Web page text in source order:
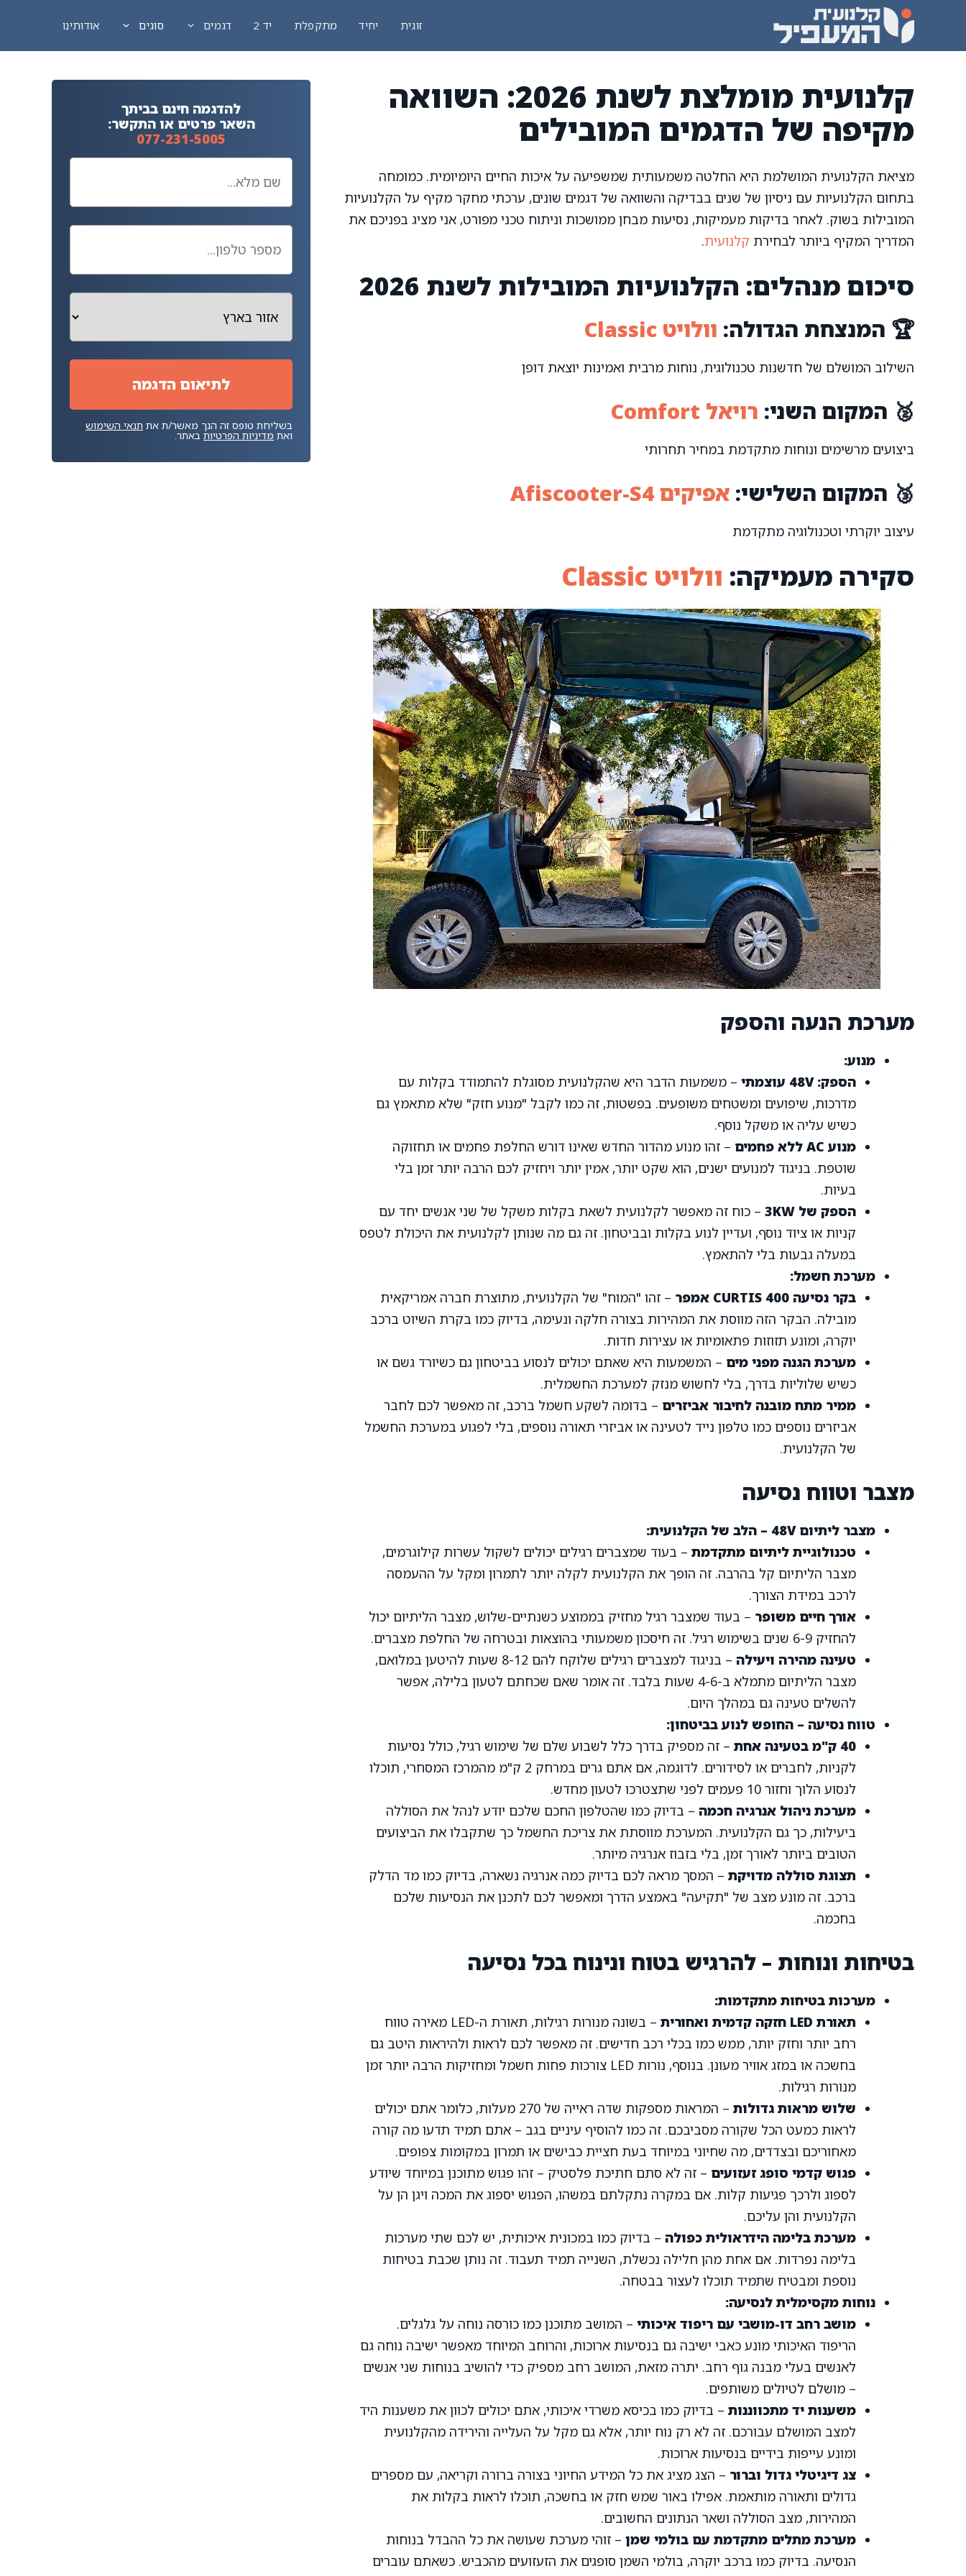
זוגית יחיד מתקפלת יד 2 דגמים סוגים אודותינו
קלנועית מומלצת לשנת 2026: השוואה
מקיפה של הדגמים המובילים
מציאת הקלנועית המושלמת היא החלטה משמעותית שמשפיעה על איכות החיים היומיומית. כמומחה
בתחום הקלנועיות עם ניסיון של שנים בבדיקה והשוואה של דגמים שונים, ערכתי מחקר מקיף על הקלנועיות
המובילות בשוק. לאחר בדיקות מעמיקות, נסיעות מבחן ממושכות וניתוח טכני מפורט, אני מציג בפניכם את
המדריך המקיף ביותר לבחירת קלנועית.
סיכום מנהלים: הקלנועיות המובילות לשנת 2026
🏆 המנצחת הגדולה: וולויט Classic
השילוב המושלם של חדשנות טכנולוגית, נוחות מרבית ואמינות יוצאת דופן
🥈 המקום השני: רויאל Comfort
ביצועים מרשימים ונוחות מתקדמת במחיר תחרותי
🥉 המקום השלישי: אפיקים Afiscooter-S4
עיצוב יוקרתי וטכנולוגיה מתקדמת
סקירה מעמיקה: וולויט Classic
מערכת הנעה והספק
מנוע:
הספק: 48V עוצמתי
– משמעות הדבר היא שהקלנועית מסוגלת להתמודד בקלות עם
מדרכות, שיפועים ומשטחים משופעים. בפשטות, זה כמו לקבל "מנוע חזק" שלא מתאמץ גם
כשיש עליה או משקל נוסף.
מנוע AC ללא פחמים
– זהו מנוע מהדור החדש שאינו דורש החלפת פחמים או תחזוקה
שוטפת. בניגוד למנועים ישנים, הוא שקט יותר, אמין יותר ויחזיק לכם הרבה יותר זמן בלי
בעיות.
הספק של 3KW
– כוח זה מאפשר לקלנועית לשאת בקלות משקל של שני אנשים יחד עם
קניות או ציוד נוסף, ועדיין לנוע בקלות ובביטחון. זה גם מה שנותן לקלנועית את היכולת לטפס
במעלה גבעות בלי להתאמץ.
מערכת חשמל:
בקר נסיעה CURTIS 400 אמפר
– זהו "המוח" של הקלנועית, מתוצרת חברה אמריקאית
מובילה. הבקר הזה מווסת את המהירות בצורה חלקה ונעימה, בדיוק כמו בקרת השיוט ברכב
יוקרה, ומונע תזוזות פתאומיות או עצירות חדות.
מערכת הגנה מפני מים – המשמעות היא שאתם יכולים לנסוע בביטחון גם כשיורד גשם או
כשיש שלוליות בדרך, בלי לחשוש מנזק למערכת החשמלית.
ממיר מתח מובנה לחיבור אביזרים – בדומה לשקע חשמל ברכב, זה מאפשר לכם לחבר
אביזרים נוספים כמו טלפון נייד לטעינה או אביזרי תאורה נוספים, בלי לפגוע במערכת החשמל
של הקלנועית.
מצבר וטווח נסיעה
מצבר ליתיום 48V – הלב של הקלנועית:
טכנולוגיית ליתיום מתקדמת – בעוד שמצברים רגילים יכולים לשקול עשרות קילוגרמים,
מצבר הליתיום קל בהרבה. זה הופך את הקלנועית לקלה יותר לתמרון ומקל על ההעמסה
לרכב במידת הצורך.
אורך חיים משופר – בעוד שמצבר רגיל מחזיק בממוצע כשנתיים-שלוש, מצבר הליתיום יכול
להחזיק 6-9 שנים בשימוש רגיל. זה חיסכון משמעותי בהוצאות ובטרחה של החלפת מצברים.
טעינה מהירה ויעילה
– בניגוד למצברים רגילים שלוקח להם 8-12 שעות להיטען במלואם,
מצבר הליתיום מתמלא ב-4-6 שעות בלבד. זה אומר שאם שכחתם לטעון בלילה, אפשר
להשלים טעינה גם במהלך היום.
טווח נסיעה – החופש לנוע בביטחון:
40 ק"מ בטעינה אחת
– זה מספיק בדרך כלל לשבוע שלם של שימוש רגיל, כולל נסיעות
לקניות, לחברים או לסידורים. לדוגמה, אם אתם גרים במרחק 2 ק"מ מהמרכז המסחרי, תוכלו
לנסוע הלוך וחזור 10 פעמים לפני שתצטרכו לטעון מחדש.
מערכת ניהול אנרגיה חכמה – בדיוק כמו שהטלפון החכם שלכם יודע לנהל את הסוללה
ביעילות, כך גם הקלנועית. המערכת מווסתת את צריכת החשמל כך שתקבלו את הביצועים
הטובים ביותר לאורך זמן, בלי בזבוז אנרגיה מיותר.
תצוגת סוללה מדויקת – המסך מראה לכם בדיוק כמה אנרגיה נשארה, בדיוק כמו מד הדלק
ברכב. זה מונע מצב של "תקיעה" באמצע הדרך ומאפשר לכם לתכנן את הנסיעות שלכם
בחכמה.
בטיחות ונוחות – להרגיש בטוח ונינוח בכל נסיעה
מערכות בטיחות מתקדמות:
תאורת LED חזקה קדמית ואחורית
– בשונה מנורות רגילות, תאורת ה-LED מאירה טווח
רחב יותר וחזק יותר, ממש כמו בכלי רכב חדישים. זה מאפשר לכם לראות ולהיראות היטב גם
בחשכה או במזג אוויר מעונן. בנוסף, נורות LED צורכות פחות חשמל ומחזיקות הרבה יותר זמן
מנורות רגילות.
שלוש מראות גדולות
– המראות מספקות שדה ראייה של 270 מעלות, כלומר אתם יכולים
לראות כמעט הכל שקורה מסביבכם. זה כמו להוסיף עיניים בגב – אתם תמיד תדעו מה קורה
מאחוריכם ובצדדים, מה שחיוני במיוחד בעת חציית כבישים או תמרון במקומות צפופים.
פגוש קדמי סופג זעזועים – זה לא סתם חתיכת פלסטיק – זהו פגוש מתוכנן במיוחד שיודע
לספוג ולרכך פגיעות קלות. אם במקרה נתקלתם במשהו, הפגוש יספוג את המכה ויגן הן על
הקלנועית והן עליכם.
מערכת בלימה הידראולית כפולה – בדיוק כמו במכונית איכותית, יש לכם שתי מערכות
בלימה נפרדות. אם אחת מהן חלילה נכשלת, השנייה תמיד תעבוד. זה נותן שכבת בטיחות
נוספת ומבטיח שתמיד תוכלו לעצור בבטחה.
נוחות מקסימלית לנסיעה:
מושב רחב דו-מושבי עם ריפוד איכותי – המושב מתוכנן כמו כורסה נוחה על גלגלים.
הריפוד האיכותי מונע כאבי ישיבה גם בנסיעות ארוכות, והרוחב המיוחד מאפשר ישיבה נוחה גם
לאנשים בעלי מבנה גוף רחב. יתרה מזאת, המושב רחב מספיק כדי להושיב בנוחות שני אנשים
– מושלם לטיולים משותפים.
משענות יד מתכווננות – בדיוק כמו בכיסא משרדי איכותי, אתם יכולים לכוון את משענות היד
למצב המושלם עבורכם. זה לא רק נוח יותר, אלא גם מקל על העלייה והירידה מהקלנועית
ומונע עייפות בידיים בנסיעות ארוכות.
צג דיגיטלי גדול וברור – הצג מציג את כל המידע החיוני בצורה ברורה וקריאה, עם מספרים
גדולים ותאורה מותאמת. אפילו באור שמש חזק או בחשכה, תוכלו לראות בקלות את
המהירות, מצב הסוללה ושאר הנתונים החשובים.
מערכת מתלים מתקדמת עם בולמי שמן – זוהי מערכת שעושה את כל ההבדל בנוחות
הנסיעה. בדיוק כמו ברכב יוקרה, בולמי השמן סופגים את הזעזועים מהכביש. כשאתם עוברים
להדגמה חינם בביתך
השאר פרטים או התקשר:
077-231-5005
בשליחת טופס זה הנך מאשר/ת את תנאי השימוש
ואת מדיניות הפרטיות באתר.